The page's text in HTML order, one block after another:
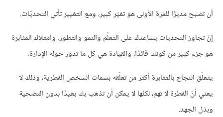
أن تصبح مديرًا للمرة الأولى هو تغيّر كبير، ومع التغيير تأتي التحديّات.
إنّ تجاوز التحديات يساعدك على التعلّم والنمو والتطور. وامتلاك المثابرة
هو جزء كبير من كونك قائدًا، والقيادة هي كل ما تدور حوله الإدارة.
يتعلّق النجاح بالمثابرة أكثر من تعلّقه بسمات الشخص الفطرية، وذلك لا
يعني أنّ الفطرة لا تهم، لكنّها لا يمكن أن تذهب بك بعيدًا بدون التضحية
وبذل الجهد.